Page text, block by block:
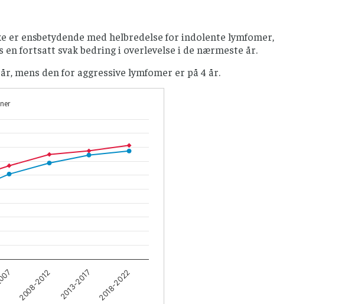
er ensbetydende med helbredelse for indolente lymfomer,
fortsatt svak bedring i overlevelse i de nærmeste år.
mens den for aggressive lymfomer er på 4 år.
2008-2012 2013-2017 2018-2022